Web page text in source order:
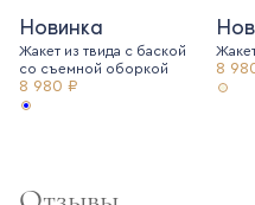
Новинка
Жакет из твида с баской
со съемной оборкой
8 980 ₽
8